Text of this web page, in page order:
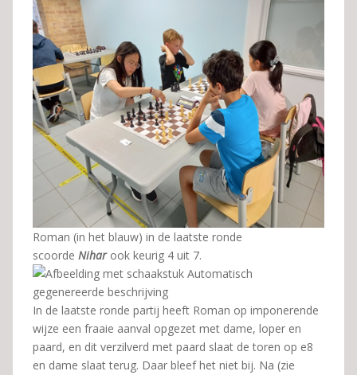
Roman (in het blauw) in de laatste ronde
scoorde Niharook keurig 4 uit 7.
In de laatste ronde partij heeft Roman op imponerende
wijze een fraaie aanval opgezet met dame, loper en
paard, en dit verzilverd met paard slaat de toren op e8
en dame slaat terug. Daar bleef het niet bij. Na (zie